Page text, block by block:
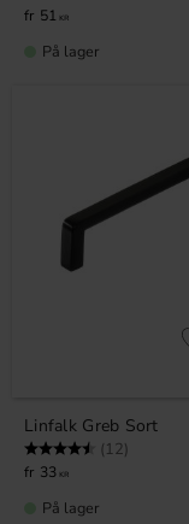
51 KR
På lager
Linfalk Greb Sort
Vurdering: (12)
33 KR
På lager